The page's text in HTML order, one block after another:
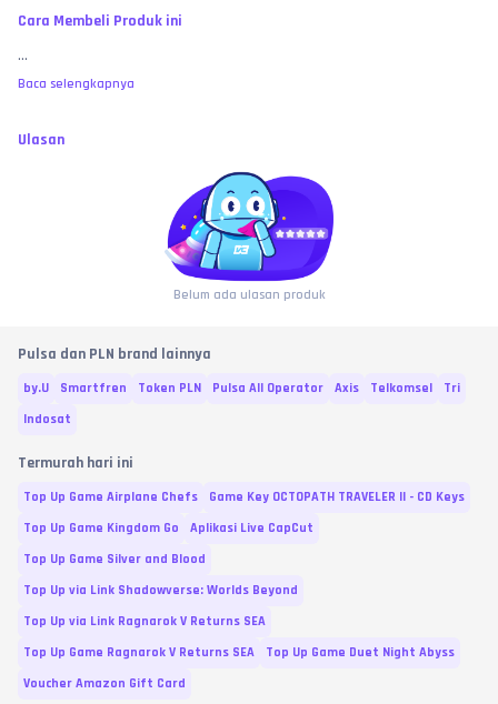
potong (no-cut/no-edit) yang memperlihatkan riwayat transaksi web toko,
operator pusat.
berlaku di atas. No refund atas kesalahan murni user, bre! 🧐
Cara Membeli Produk ini
...
Baca selengkapnya
Ulasan
Belum ada ulasan produk
Pulsa dan PLN brand lainnya
by.U Smartfren Token PLN Pulsa All Operator Axis Telkomsel
Tri
Indosat
Termurah hari ini
Top Up Game Airplane Chefs
Game Key OCTOPATH TRAVELER II - CD Keys
Top Up Game Kingdom Go
Aplikasi Live CapCut
Top Up Game Silver and Blood
Top Up via Link Shadowverse: Worlds Beyond
Top Up via Link Ragnarok V Returns SEA
Top Up Game Ragnarok V Returns SEA
Top Up Game Duet Night Abyss
Voucher Amazon Gift Card